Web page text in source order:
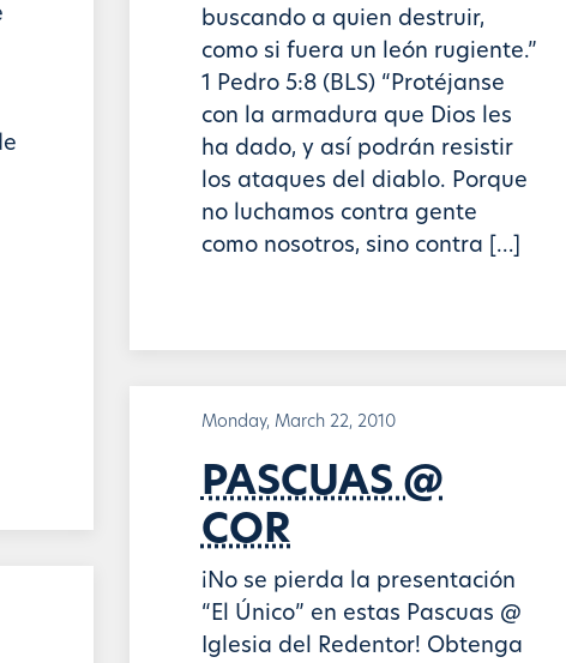
buscando a quien destruir,
como si fuera un león rugiente.”
1 Pedro 5:8 (BLS) “Protéjanse
con la armadura que Dios les
ha dado, y así podrán resistir
los ataques del diablo. Porque
no luchamos contra gente
como nosotros, sino contra […]
Monday, March 22, 2010
PASCUAS @
COR
¡No se pierda la presentación
“El Único” en estas Pascuas @
Iglesia del Redentor! Obtenga